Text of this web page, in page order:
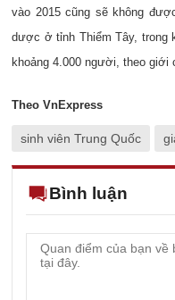
vào 2015 cũng sẽ không
dược ở tỉnh Thiểm Tây, trong
khoảng 4.000 người, theo giới
Theo VnExpress
sinh viên Trung Quốc
Bình luận